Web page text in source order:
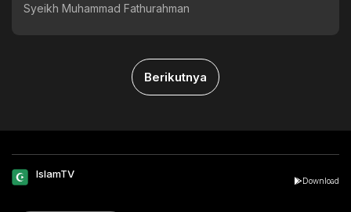
Syeikh Muhammad Fathurahman
Berikutnya
IslamTV
Download